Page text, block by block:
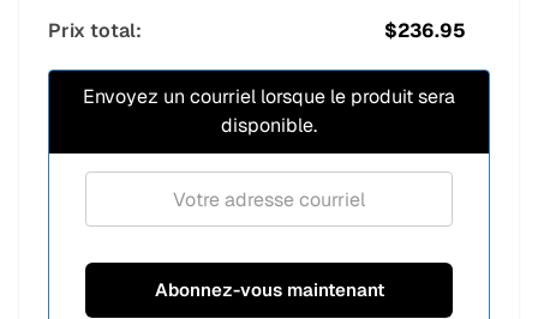
Prix total: $236.95
Envoyez un courriel lorsque le produit sera
disponible.